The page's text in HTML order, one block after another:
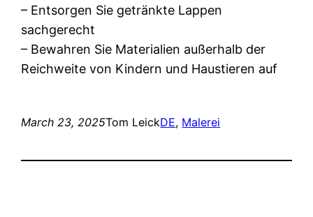
– Entsorgen Sie getränkte Lappen
sachgerecht
– Bewahren Sie Materialien außerhalb der
Reichweite von Kindern und Haustieren auf
March 23, 2025Tom LeickDE, Malerei